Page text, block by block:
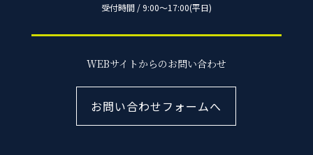
受付時間 / 9:00〜17:00(平日)
WEBサイトからのお問い合わせ
お問い合わせフォームへ